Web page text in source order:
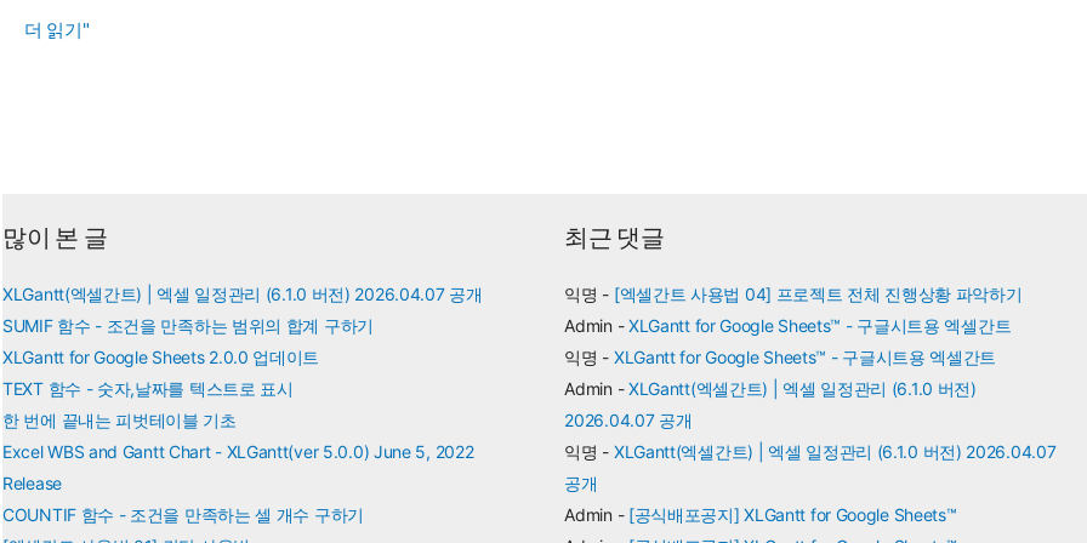
DAYS360
기
날
짜
사
이
의
일
수
구
더 읽기"
많이 본 글
XLGantt(엑셀간트) | 엑셀 일정관리 (6.1.0 버전) 2026.04.07 공개
SUMIF 함수 - 조건을 만족하는 범위의 합계 구하기
XLGantt for Google Sheets 2.0.0 업데이트
TEXT 함수 - 숫자,날짜를 텍스트로 표시
한 번에 끝내는 피벗테이블 기초
Excel WBS and Gantt Chart - XLGantt(ver 5.0.0) June 5, 2022
Release
COUNTIF 함수 - 조건을 만족하는 셀 개수 구하기
최근 댓글
익명 - [엑셀간트 사용법 04] 프로젝트 전체 진행상황 파악하기
Admin -XLGantt for Google Sheets™ - 구글시트용 엑셀간트
익명 - XLGantt for Google Sheets™ - 구글시트용 엑셀간트
Admin -XLGantt(엑셀간트) | 엑셀 일정관리 (6.1.0 버전)
2026.04.07 공개
익명 - XLGantt(엑셀간트) | 엑셀 일정관리 (6.1.0 버전) 2026.04.07
공개
Admin - [공식배포공지] XLGantt for Google Sheets™